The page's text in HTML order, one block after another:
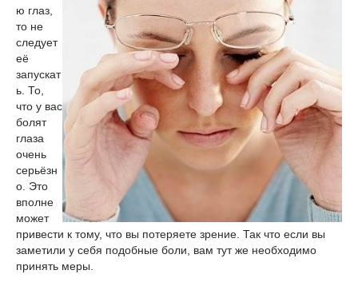
ю глаз,
то не
следует
её
запускат
ь. То,
что у вас
болят
глаза
очень
серьёзн
о. Это
вполне
может
привести к тому, что вы потеряете зрение. Так что если вы
заметили у себя подобные боли, вам тут же необходимо
принять меры.